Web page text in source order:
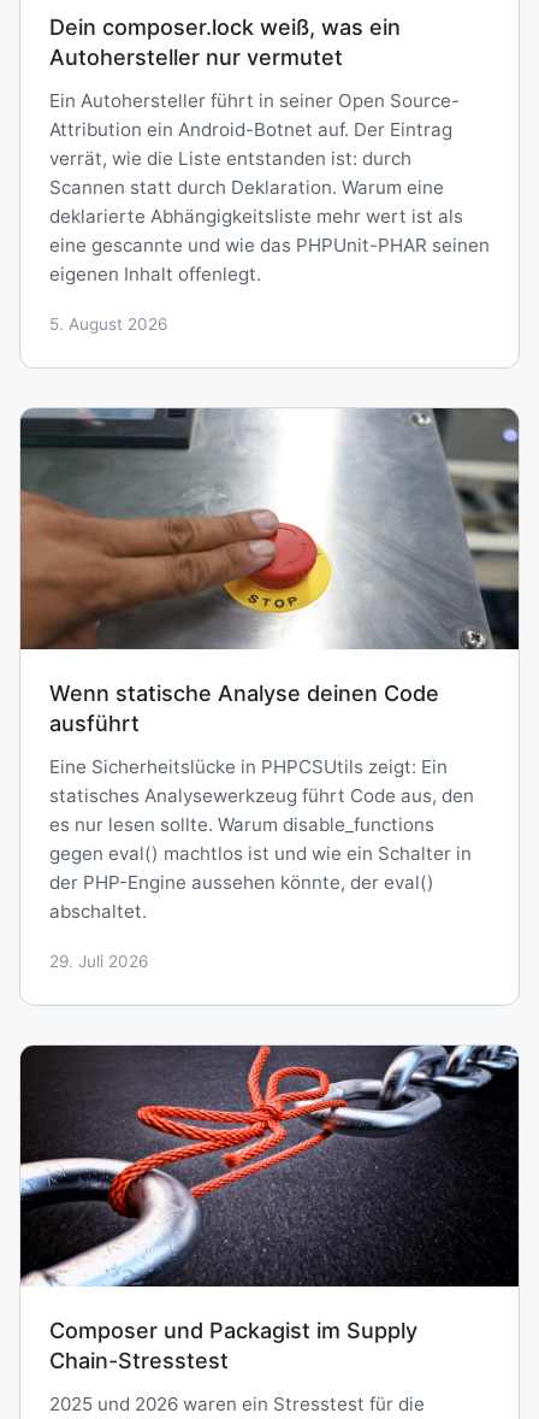
Dein composer.lock weiß, was ein
Autohersteller nur vermutet
Ein Autohersteller führt in seiner Open Source-
Attribution ein Android-Botnet auf. Der Eintrag
verrät, wie die Liste entstanden ist: durch
Scannen statt durch Deklaration. Warum eine
deklarierte Abhängigkeitsliste mehr wert ist als
eine gescannte und wie das PHPUnit-PHAR seinen
eigenen Inhalt offenlegt.
5. August 2026
Wenn statische Analyse deinen Code
ausführt
Eine Sicherheitslücke in PHPCSUtils zeigt: Ein
statisches Analysewerkzeug führt Code aus, den
es nur lesen sollte. Warum disable_functions
gegen eval() machtlos ist und wie ein Schalter in
der PHP-Engine aussehen könnte, der eval()
abschaltet.
29. Juli 2026
Composer und Packagist im Supply
Chain-Stresstest
2025 und 2026 waren ein Stresstest für die